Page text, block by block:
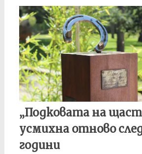
„Подковата на
усмихна отново
години